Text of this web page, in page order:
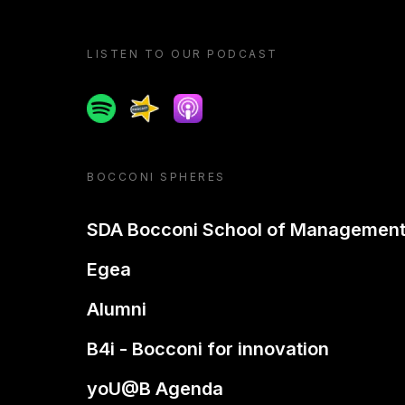
LISTEN TO OUR PODCAST
SpotifySpreakerApple podcast
BOCCONI SPHERES
SDA Bocconi School of Management
Egea
Alumni
B4i - Bocconi for innovation
yoU@B Agenda